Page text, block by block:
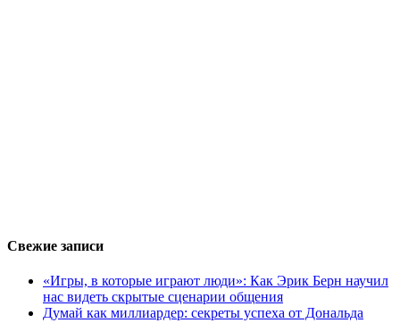
Свежие записи
«Игры, в которые играют люди»: Как Эрик Берн научил
нас видеть скрытые сценарии общения
Думай как миллиардер: секреты успеха от Дональда